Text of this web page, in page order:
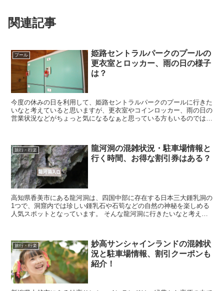
関連記事
プール
姫路セントラルパークのプールの
更衣室とロッカー、雨の日の様子
は？
今度の休みの日を利用して、姫路セントラルパークのプールに行きた
いなと考えていると思いますが、更衣室やコインロッカー、雨の日の
営業状況などがちょっと気になるなぁと思っている方もいるのではな
旅行・行楽
龍河洞の混雑状況・駐車場情報と
行く時間、お得な割引券はある？
高知県香美市にある龍河洞は、四国中部に存在する日本三大鍾乳洞の
1つで、洞窟内では珍しい鍾乳石や石筍などの自然の神秘を楽しめる
人気スポットとなっています。 そんな龍河洞に行きたいなと考えて
旅行・行楽
妙高サンシャインランドの混雑状
況と駐車場情報、割引クーポンも
紹介！